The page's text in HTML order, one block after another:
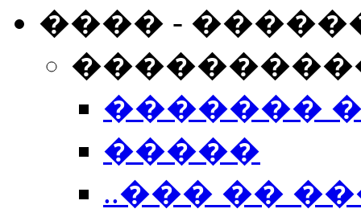
���� -
�������
�����
..��� ��